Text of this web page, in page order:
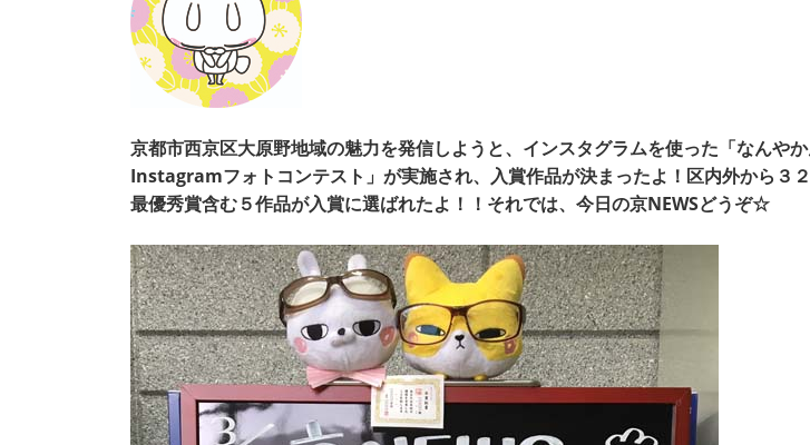
京都市西京区大原野地域の魅力を発信しようと、インスタグラムを使った「なんやか
Instagramフォトコンテスト」が実施され、入賞作品が決まったよ！区内外から３２
最優秀賞含む５作品が入賞に選ばれたよ！！それでは、今日の京NEWSどうぞ☆